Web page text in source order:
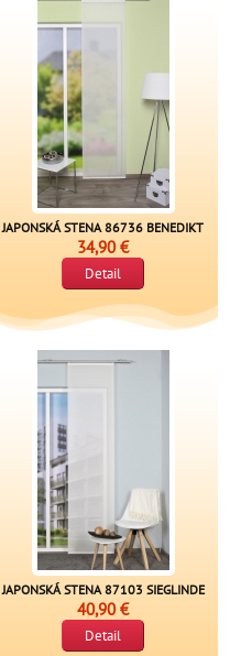
JAPONSKÁ STENA 86736 BENEDIKT
34,90 €
Detail
JAPONSKÁ STENA 87103 SIEGLINDE
40,90 €
Detail